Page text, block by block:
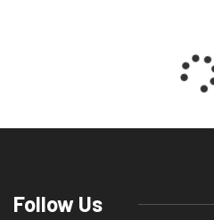
Follow Us